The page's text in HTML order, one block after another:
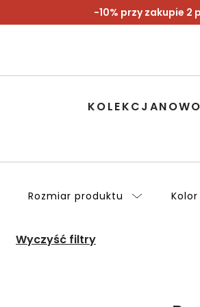
-10% przy zakupie 2
KOLEKCJA
Rozmiar produktu
Wyczyść filtry